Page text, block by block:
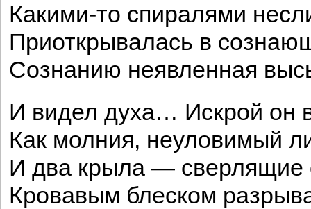
Какими-то спиралями
Приоткрывалась в
Сознанию неявленная
И видел духа… Искрой он
Как молния, неуловимый
И два крыла —
Кровавым блеском